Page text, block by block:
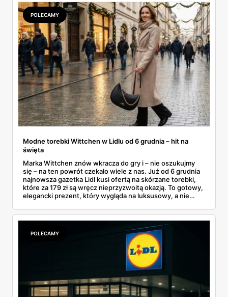
POLECAMY
Modne torebki Wittchen w Lidlu od 6 grudnia – hit na
święta
Marka Wittchen znów wkracza do gry i – nie oszukujmy
się – na ten powrót czekało wiele z nas. Już od 6 grudnia
najnowsza gazetka Lidl kusi ofertą na skórzane torebki,
które za 179 zł są wręcz nieprzyzwoitą okazją. To gotowy,
elegancki prezent, który wygląda na luksusowy, a nie
od świtu? Moim zdaniem tak, bo te modele znikają
zazwyczaj szybciej niż świeże bułeczki.
POLECAMY